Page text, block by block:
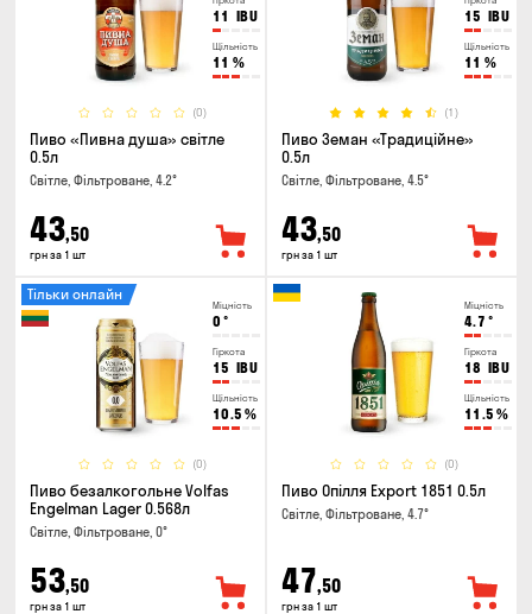
11 IBU
Щільність
11 %
(0)
Пиво «Пивна душа» світле
0.5л
Світле, Фільтроване, 4.2°
43,50
грн за 1 шт
15 IBU
Щільність
11 %
(1)
Пиво Земан «Традиційне»
0.5л
Світле, Фільтроване, 4.5°
43,50
грн за 1 шт
Міцність
0 °
Гіркота
15 IBU
Щільність
10.5 %
(0)
Тільки онлайн
Пиво безалкогольне Volfas
Engelman Lager 0.568л
Світле, Фільтроване, 0°
53,50
грн за 1 шт
Міцність
4.7 °
Гіркота
18 IBU
Щільність
11.5 %
(0)
Пиво Опілля Export 1851 0.5л
Світле, Фільтроване, 4.7°
47,50
грн за 1 шт